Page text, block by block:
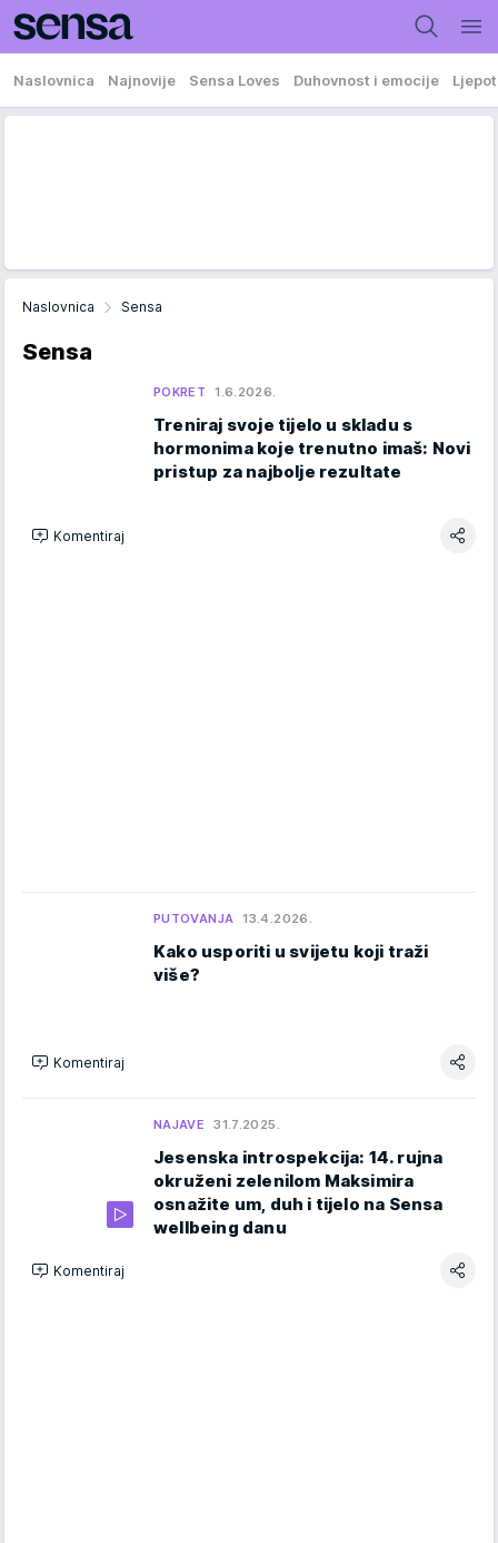
Naslovnica Najnovije Sensa Loves Duhovnost i emocije
Naslovnica Sensa
Sensa
POKRET 1.6.2026.
Treniraj svoje tijelo u skladu s
hormonima koje trenutno imaš: Novi
pristup za najbolje rezultate
Komentiraj
PUTOVANJA 13.4.2026.
Kako usporiti u svijetu koji traži
više?
Komentiraj
NAJAVE 31.7.2025.
Jesenska introspekcija: 14. rujna
okruženi zelenilom Maksimira
osnažite um, duh i tijelo na Sensa
wellbeing danu
Komentiraj